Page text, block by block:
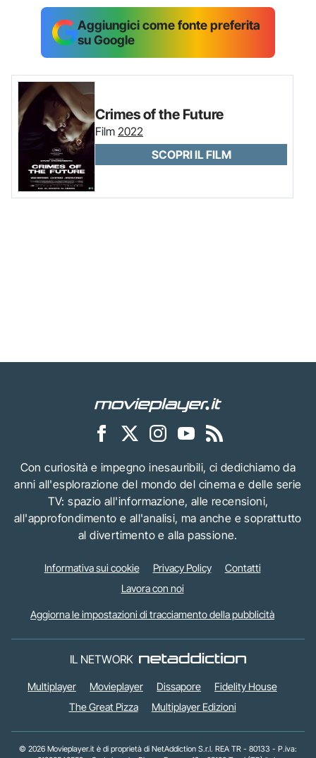
Aggiungici come fonte preferita
su Google
Crimes of the Future
Film 2022
SCOPRI IL FILM
Con curiosità e impegno inesauribili, ci dedichiamo da
anni all'esplorazione del mondo del cinema e delle serie
TV: spazio all'informazione, alle recensioni,
all'approfondimento e all'analisi, ma anche e soprattutto
al divertimento e alla passione.
Informativa sui cookie Privacy Policy
Contatti
Lavora con noi
Aggiorna le impostazioni di tracciamento della pubblicità
IL NETWORK
Multiplayer Movieplayer Dissapore
Fidelity House
The Great Pizza
Multiplayer Edizioni
© 2026 Movieplayer.it è di proprietà di NetAddiction S.r.l. REA TR - 80133 - P.iva: